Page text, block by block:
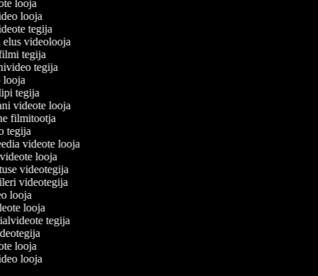
looja
looja
tegija
elus videolooja
tegija
tegija
looja
tegija
videote looja
filmitootja
tegija
videote looja
looja
videotegija
videotegija
looja
looja
tegija
looja
looja